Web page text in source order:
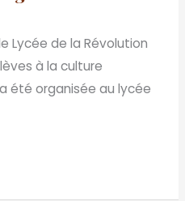
Lycée de la Révolution
à la culture
été organisée au lycée